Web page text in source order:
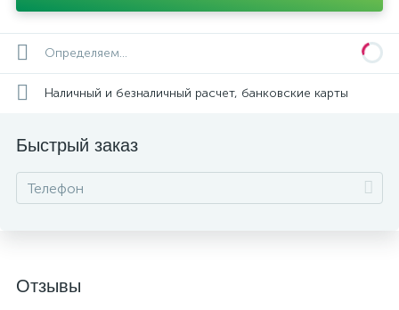
Определяем...
Наличный и безналичный расчет, банковские карты
Быстрый заказ
Отзывы